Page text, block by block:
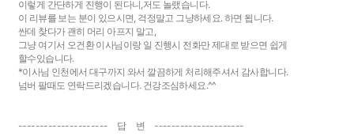
이렇게 간단하게 진행이 된다니,저도 놀랬습니다.
이 리뷰를 보는 분이 있으시면, 걱정말고 그냥하세요. 하면 됩니다.
싼데 찾다가 괜히 머리 아프지 말고,
그냥 여기서 오건환 이사님이랑 일 진행시 전화만 제대로 받으면 쉽게
할수있습니다.
*이사님 인천에서 대구까지 와서 깔끔하게 처리해주셔서 감사합니다.
넘버 팔때도 연락드리겠습니다. 건강조심하세요.^^
--------------------- 답 변 ---------------------